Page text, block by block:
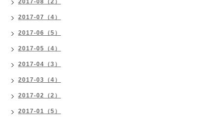
2017-08（2）
2017-07（4）
2017-06（5）
2017-05（4）
2017-04（3）
2017-03（4）
2017-02（2）
2017-01（5）